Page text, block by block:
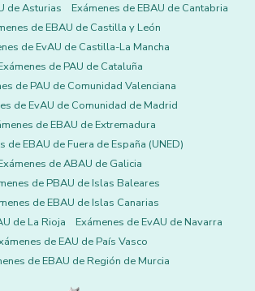
de Asturias
Exámenes de EBAU de Cantabria
de EBAU de Castilla y León
de EvAU de Castilla-La Mancha
de PAU de Cataluña
de PAU de Comunidad Valenciana
de EvAU de Comunidad de Madrid
de EBAU de Extremadura
de EBAU de Fuera de España (UNED)
de ABAU de Galicia
de PBAU de Islas Baleares
de EBAU de Islas Canarias
de La Rioja
Exámenes de EvAU de Navarra
de EAU de País Vasco
de EBAU de Región de Murcia